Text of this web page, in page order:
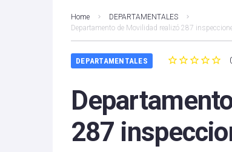
Home
DEPARTAMENTALES
Departamento de Movilidad realizó 287
DEPARTAMENTALES
287